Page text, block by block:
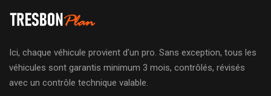
Ici, chaque véhicule provient d’un pro. Sans exception, tous les
véhicules sont garantis minimum 3 mois, contrôlés, révisés
avec un contrôle technique valable.